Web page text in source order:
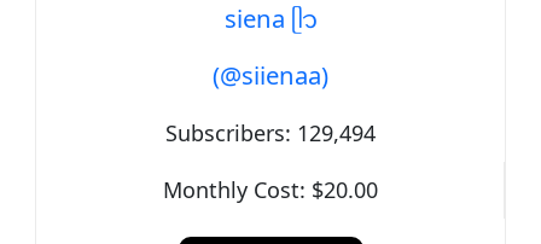
siena ᥫ᭡
(@siienaa)
Subscribers: 129,494
Monthly Cost: $20.00